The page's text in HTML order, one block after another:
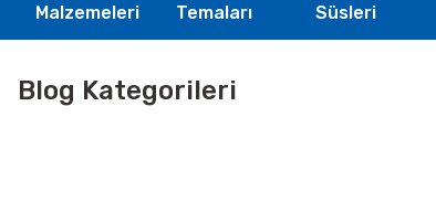
Malzemeleri
Temaları
Süsleri
Blog Kategorileri